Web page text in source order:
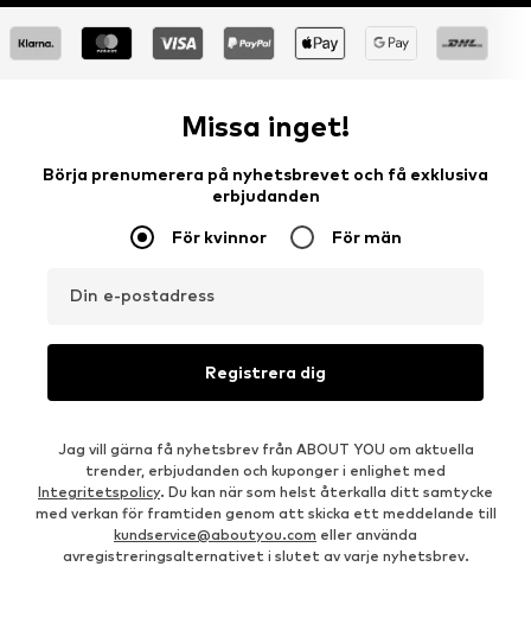
Missa inget!
Börja prenumerera på nyhetsbrevet och få exklusiva
erbjudanden
För kvinnor För män
Din e-postadress
Registrera dig
Jag vill gärna få nyhetsbrev från ABOUT YOU om aktuella
trender, erbjudanden och kuponger i enlighet med
Integritetspolicy. Du kan när som helst återkalla ditt samtycke
med verkan för framtiden genom att skicka ett meddelande till
kundservice@aboutyou.com eller använda
avregistreringsalternativet i slutet av varje nyhetsbrev.